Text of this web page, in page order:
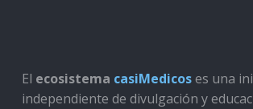
El ecosistema casiMedicoses una
independiente de divulgación y